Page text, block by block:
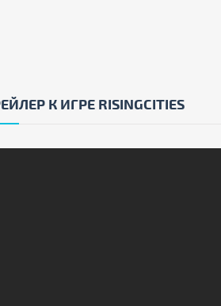
К ИГРЕ RISINGCITIES